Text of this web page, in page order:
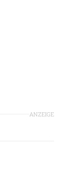
ANZEIGE